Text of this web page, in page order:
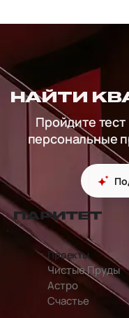
НАЙТИ
Пройдите тест
персональные
перейти на главную
Проекты
Чистые Пруды
Астро
Счастье